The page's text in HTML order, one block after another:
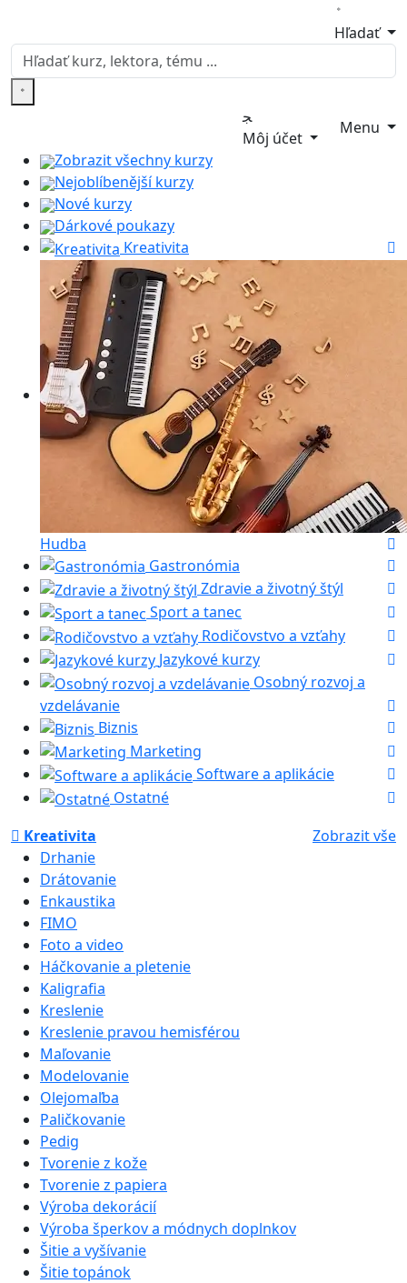
Hľadať
Môj účet
Menu
Zobrazit všechny kurzy
Nejoblíbenější kurzy
Nové kurzy
Dárkové poukazy
Kreativita
Hudba
Gastronómia
Zdravie a životný štýl
Sport a tanec
Rodičovstvo a vzťahy
Jazykové kurzy
Osobný rozvoj a
vzdelávanie
Biznis
Marketing
Software a aplikácie
Ostatné
Kreativita
Zobrazit vše
Drhanie
Drátovanie
Enkaustika
FIMO
Foto a video
Háčkovanie a pletenie
Kaligrafia
Kreslenie
Kreslenie pravou hemisférou
Maľovanie
Modelovanie
Olejomaľba
Paličkovanie
Pedig
Tvorenie z kože
Tvorenie z papiera
Výroba dekorácií
Výroba šperkov a módnych doplnkov
Šitie a vyšívanie
Šitie topánok